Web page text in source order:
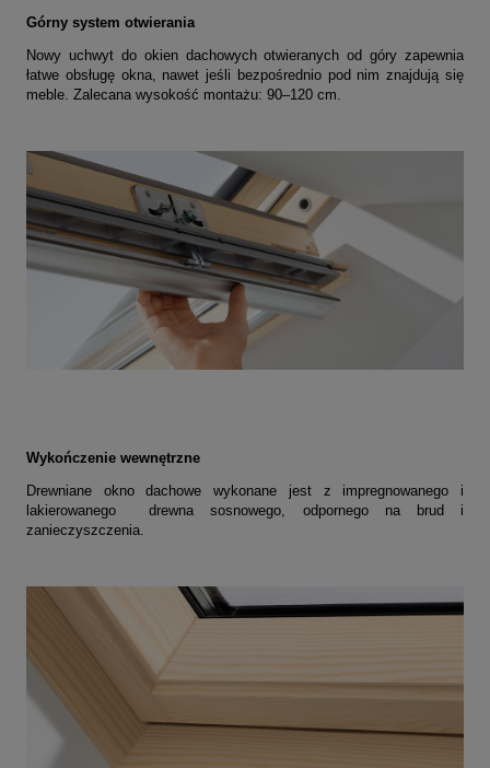
Górny system otwierania
Nowy uchwyt do okien dachowych otwieranych od góry zapewnia
łatwe obsługę okna, nawet jeśli bezpośrednio pod nim znajdują się
meble. Zalecana wysokość montażu: 90–120 cm.
Wykończenie wewnętrzne
Drewniane okno dachowe wykonane jest z impregnowanego i
lakierowanego drewna sosnowego, odpornego na brud i
zanieczyszczenia.